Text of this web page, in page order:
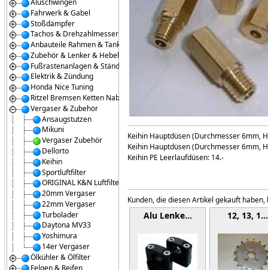
Aluschwingen
Fahrwerk & Gabel
Stoßdämpfer
Tachos & Drehzahlmesser
Anbauteile Rahmen & Tanks
Zubehör & Lenker & Hebel
Fußrastenanlagen & Ständer
Elektrik & Zündung
Honda Nice Tuning
Ritzel Bremsen Ketten Naben
Vergaser & Zubehör
Ansaugstutzen
Mikuni
Vergaser Zubehör
Dellorto
Keihin
Sportluftfilter
ORIGINAL K&N Luftfilter
20mm Vergaser
22mm Vergaser
Turbolader
Daytona MV33
Yoshimura
14er Vergaser
Ölkühler & Ölfilter
Felgen & Reifen
Keihin Hauptdüsen (Durchmesser 6mm,
Keihin Hauptdüsen (Durchmesser 6mm,
Keihin PE Leerlaufdüsen: 14.-
Kunden, die diesen Artikel gekauft haben,
Alu Lenke… 12, 13, 1…